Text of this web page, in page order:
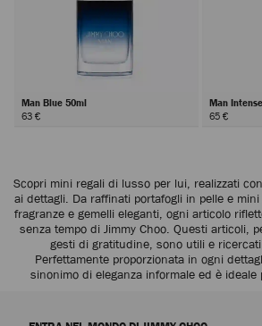
Man Blue 50ml
63 €
Man
65 €
Scopri mini regali di lusso per lui, realizzati
ai dettagli. Da raffinati portafogli in pelle e
fragranze e gemelli eleganti, ogni articolo
senza tempo di Jimmy Choo. Questi articoli,
gesti di gratitudine, sono utili e
Perfettamente proporzionata in ogni
sinonimo di eleganza informale ed è ideale